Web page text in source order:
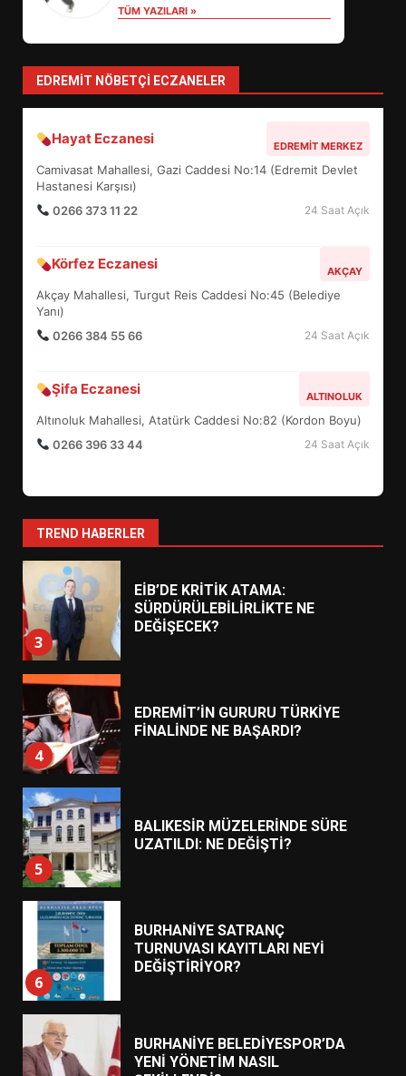
TÜM YAZILARI »
EDREMIT NÖBETÇI ECZANELER
Hayat Eczanesi EDREMIT MERKEZ
Camivasat Mahallesi, Gazi Caddesi No:14 (Edremit Devlet
Hastanesi Karşısı)
0266 373 11 22
24 Saat Açık
Körfez Eczanesi AKÇAY
Akçay Mahallesi, Turgut Reis Caddesi No:45 (Belediye
Yanı)
0266 384 55 66
24 Saat Açık
Şifa Eczanesi ALTINOLUK
Altınoluk Mahallesi, Atatürk Caddesi No:82 (Kordon Boyu)
0266 396 33 44
24 Saat Açık
TREND HABERLER
BURHANİYE SATRANÇ
TURNUVASI KAYITLARI NEYİ
DEĞİŞTİRİYOR?
7
BURHANİYE BELEDİYESPOR’DA
YENİ YÖNETİM NASIL
1
HAREKETE GEÇİYOR: GÖZLER
2
ESA 2026’DA TÜRK BAHARATI
NEYİ TEMSİL ETTİ?
3
SÜRDÜRÜLEBİLİRLİKTE NE
DEĞİŞECEK?
4
EDREMİT’İN GURURU TÜRKİYE
5
BALIKESİR MÜZELERİNDE SÜRE
6
BURHANİYE SATRANÇ
7
BURHANİYE BELEDİYESPOR’DA
YENİ YÖNETİM NASIL
AYVALIK SU MİRASI İÇİN